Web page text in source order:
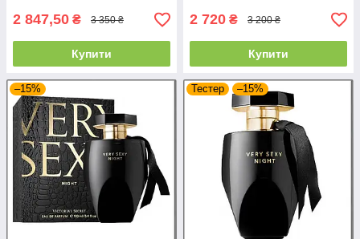
2 847,50 ₴ 3 350 ₴
Купити
2 720 ₴ 3 200 ₴
Купити
–15% Тестер –15%